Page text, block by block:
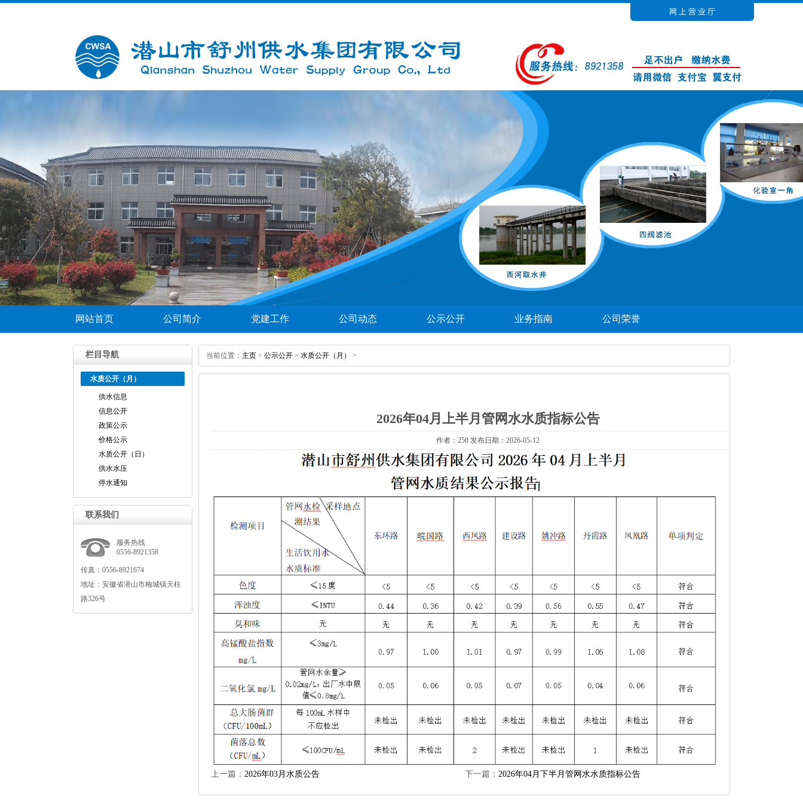
网 上 营 业 厅
0556-8921358
网站首页 公司简介 党建工作 公司动态 公示公开 业务指南 公司荣誉
栏目导航
水质公开（月）
供水信息
信息公开
政策公示
价格公示
水质公开（日）
供水水压
停水通知
联系我们
服务热线
0556-8921358
传真：0556-8921674
地址：安徽省潜山市梅城镇天柱
路326号
当前位置： 主页 > 公示公开 > 水质公开（月） >
2026年04月上半月管网水水质指标公告
作者： 250 发布日期：2026-05-12
上一篇： 2026年03月水质公告 下一篇： 2026年04月下半月管网水水质指标公告